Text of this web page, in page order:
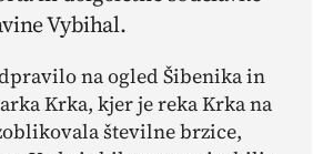
Vybihal.
na ogled Šibenika in
Krka, kjer je reka Krka na
številne brzice,